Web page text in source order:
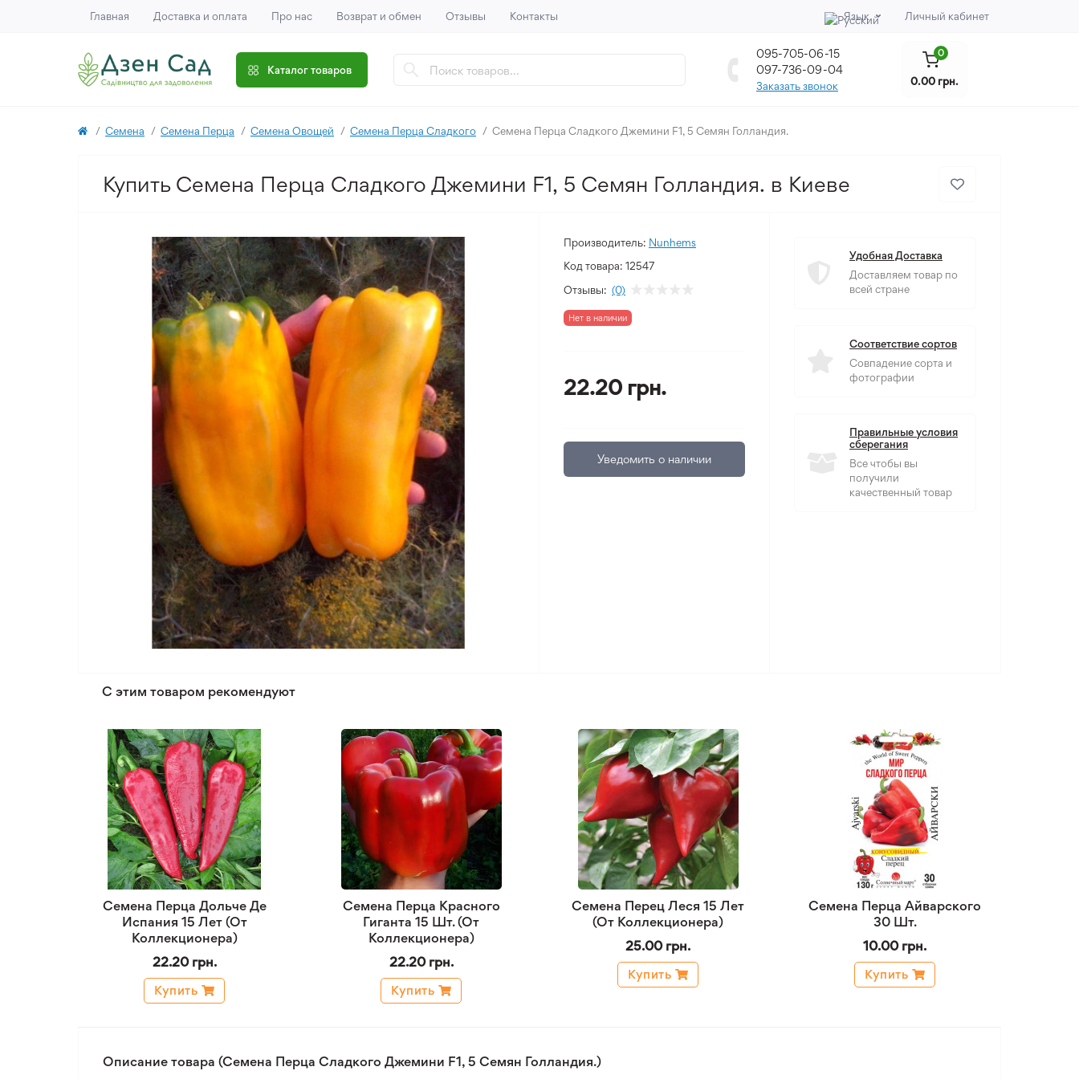
Главная Доставка и оплата Про нас Возврат и обмен Отзывы Контакты Язык Личный кабинет
Каталог товаров
095-705-06-15
097-736-09-04
Заказать звонок
0
0.00 грн.
Семена Семена Перца Семена Овощей Семена Перца Сладкого Семена Перца Сладкого Джемини F1, 5 Семян Голландия.
Купить Семена Перца Сладкого Джемини F1, 5 Семян Голландия. в Киеве
Производитель: Nunhems
Код товара: 12547
Отзывы: (0)
Нет в наличии
22.20 грн.
Уведомить о наличии
Удобная Доставка
Доставляем товар по
всей стране
Соответствие сортов
Совпадение сорта и
фотографии
Правильные условия
сберегания
Все чтобы вы
получили
качественный товар
С этим товаром рекомендуют
Семена Перца Дольче Де
Испания 15 Лет (От
Коллекционера)
22.20 грн.
Купить
Семена Перца Красного
Гиганта 15 Шт. (От
Коллекционера)
22.20 грн.
Купить
Семена Перец Леся 15 Лет
(От Коллекционера)
25.00 грн.
Купить
Семена Перца Айварского
30 Шт.
10.00 грн.
Купить
Описание товара (Семена Перца Сладкого Джемини F1, 5 Семян Голландия.)